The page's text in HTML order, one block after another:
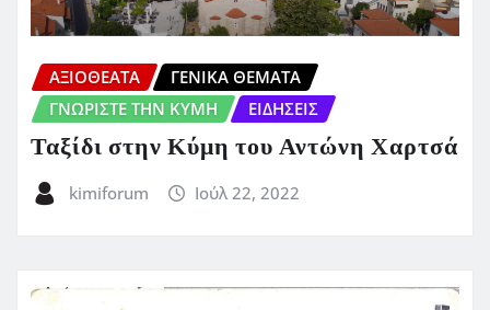
ΑΞΙΟΘΕΑΤΑ
ΓΕΝΙΚΑ ΘΕΜΑΤΑ
ΓΝΩΡΙΣΤΕ ΤΗΝ ΚΥΜΗ
ΕΙΔΗΣΕΙΣ
Ταξίδι στην Κύμη του Αντώνη Χαρτσά
kimiforum Ιούλ 22, 2022